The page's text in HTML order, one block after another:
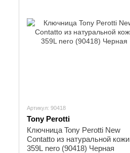
Артикул: 90418
Tony Perotti
Ключница Tony Perotti New
Contatto из натуральной кожи
359L nero (90418) Черная